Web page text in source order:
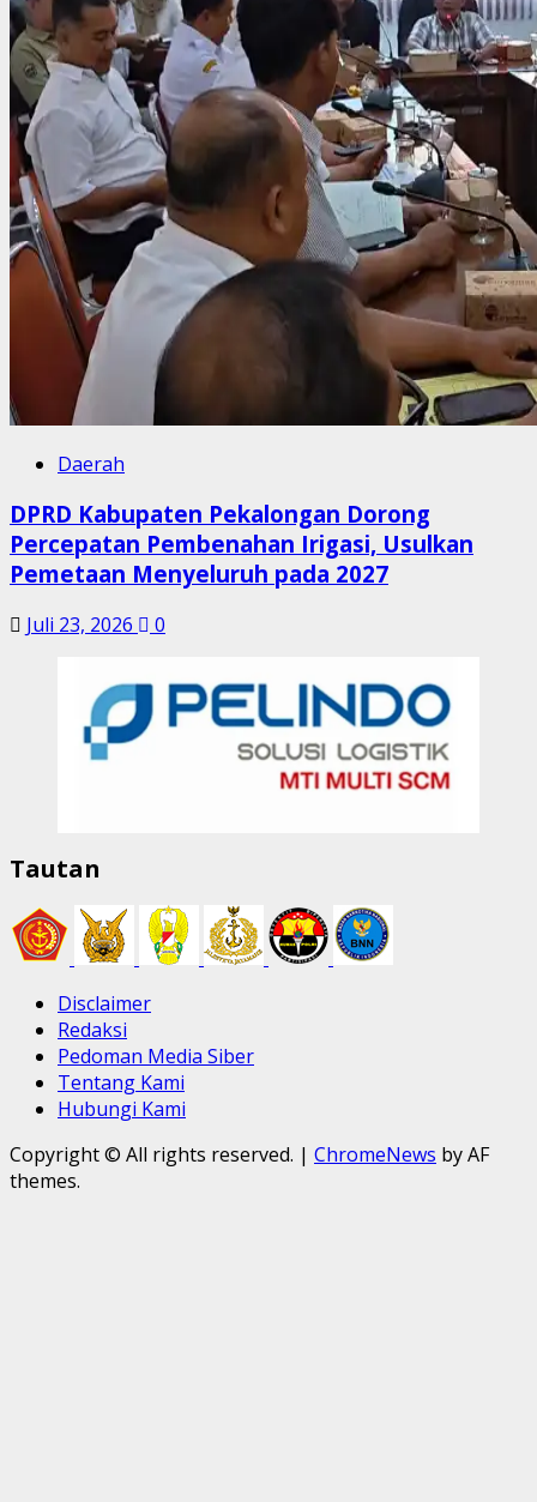
Daerah
DPRD Kabupaten Pekalongan Dorong
Percepatan Pembenahan Irigasi, Usulkan
Pemetaan Menyeluruh pada 2027
Juli 23, 2026 0
Tautan
Disclaimer
Redaksi
Pedoman Media Siber
Tentang Kami
Hubungi Kami
Copyright © All rights reserved. | ChromeNews by AF
themes.